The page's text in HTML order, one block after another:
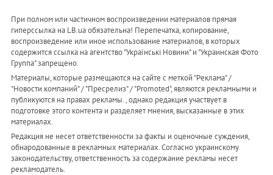
При полном или частичном воспроизведении материалов прямая
гиперссылка на LB.ua обязательна! Перепечатка, копирование,
воспроизведение или иное использование материалов, в которых
содержится ссылка на агентство "Українськi Новини" и "Украинская Фото
Группа" запрещено.
Материалы, которые размещаются на сайте с меткой "Реклама" /
"Новости компаний" / "Пресрелиз" / "Promoted", являются рекламными и
публикуются на правах рекламы. , однако редакция участвует в
подготовке этого контента и разделяет мнения, высказанные в этих
материалах.
Редакция не несет ответственности за факты и оценочные суждения,
обнародованные в рекламных материалах. Согласно украинскому
законодательству, ответственность за содержание рекламы несет
рекламодатель.